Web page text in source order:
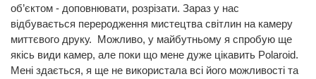
об’єктом - доповнювати, розрізати. Зараз у нас
відбувається переродження мистецтва світлин на камеру
миттєвого друку. Можливо, у майбутньому я спробую ще
якісь види камер, але поки що мене дуже цікавить Polaroid.
Мені здається, я ще не використала всі його можливості та